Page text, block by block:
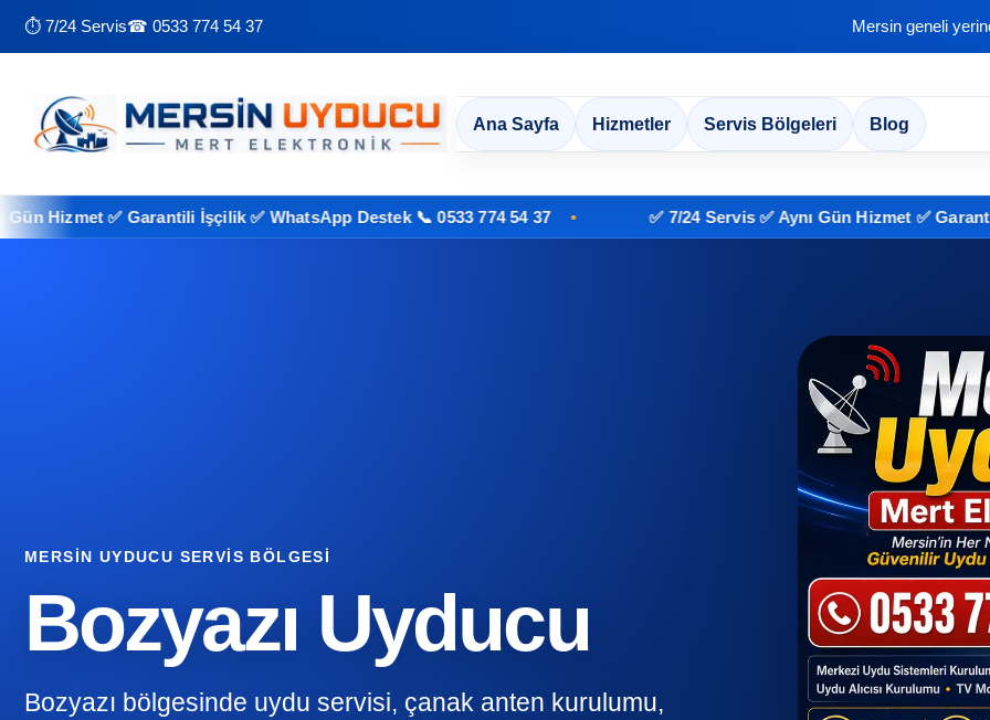
⏱ 7/24 Servis☎ 0533 774 54 37 Mersin geneli
Ana Sayfa Hizmetler Servis Bölgeleri Blog
✅ Garantili İşçilik ✅ WhatsApp Destek 📞 0533 774 54 37 ✅ 7/24 Servis ✅ Aynı Gün Hizmet ✅ Garantili
MERSIN UYDUCU SERVIS BÖLGESI
Bozyazı Uyducu
Bozyazı bölgesinde uydu servisi, çanak anten kurulumu,